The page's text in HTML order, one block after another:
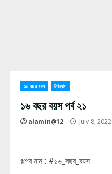
১৬ বছর বয়স উপন্যাস
১৬ বছর বয়স পর্ব ২১
alamin@12 July 8, 2022
গল্পর নাম : #১৬_বছর_বয়স